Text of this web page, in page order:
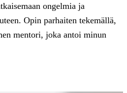
ongelmia ja
Opin parhaiten tekemällä,
mentori, joka antoi minun